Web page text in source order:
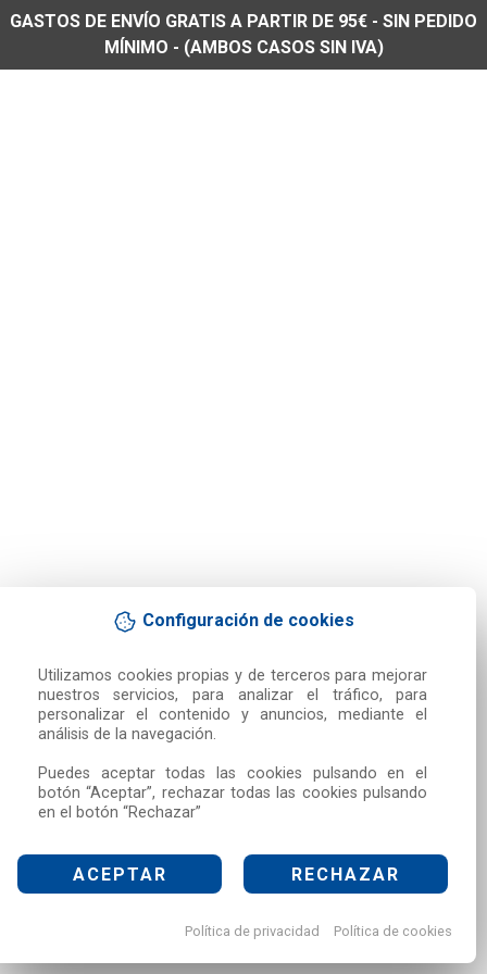
Configuración de cookies
Utilizamos cookies propias y de terceros para mejorar
nuestros servicios, para analizar el tráfico, para
personalizar el contenido y anuncios, mediante el
análisis de la navegación.
Puedes aceptar todas las cookies pulsando en el
botón “Aceptar”, rechazar todas las cookies pulsando
en el botón “Rechazar”
ACEPTAR RECHAZAR
Política de privacidad Política de cookies
GASTOS DE ENVÍO GRATIS A PARTIR DE 95€ - SIN PEDIDO
MÍNIMO - (AMBOS CASOS SIN IVA)